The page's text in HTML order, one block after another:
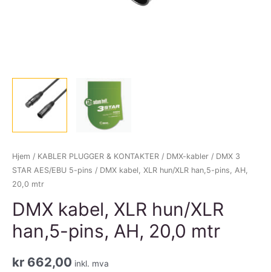
Hjem / KABLER PLUGGER & KONTAKTER / DMX-kabler / DMX 3
STAR AES/EBU 5-pins / DMX kabel, XLR hun/XLR han,5-pins, AH,
20,0 mtr
DMX kabel, XLR hun/XLR
han,5-pins, AH, 20,0 mtr
kr 662,00 inkl. mva